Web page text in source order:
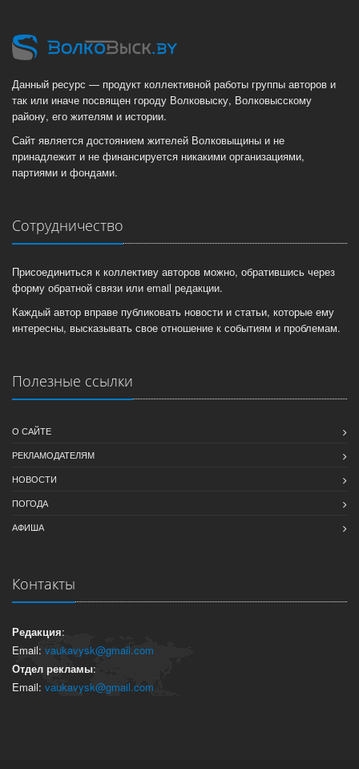
Данный ресурс — продукт коллективной работы группы авторов и
так или иначе посвящен городу Волковыску, Волковысскому
району, его жителям и истории.
Сайт является достоянием жителей Волковыщины и не
принадлежит и не финансируется никакими организациями,
партиями и фондами.
Сотрудничество
Присоединиться к коллективу авторов можно, обратившись через
форму обратной связи или email редакции.
Каждый автор вправе публиковать новости и статьи, которые ему
интересны, высказывать свое отношение к событиям и проблемам.
Полезные ссылки
О САЙТЕ
РЕКЛАМОДАТЕЛЯМ
НОВОСТИ
ПОГОДА
АФИША
Контакты
Редакция:
Email: vaukavysk@gmail.com
Отдел рекламы:
Email: vaukavysk@gmail.com